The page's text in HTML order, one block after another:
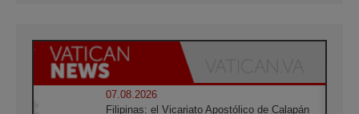
07.08.2026
Filipinas: el Vicariato Apostólico de Calapán